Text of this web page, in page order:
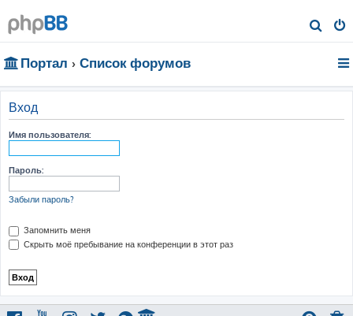
о
Портал Список форумов
Вход
Имя пользователя:
Пароль:
Забыли пароль?
Запомнить меня
Скрыть моё пребывание на конференции в этот раз